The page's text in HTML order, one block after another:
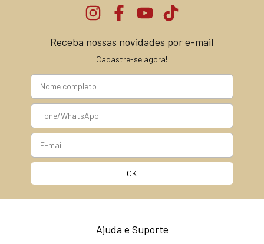
Receba nossas novidades por e-mail
Cadastre-se agora!
Ajuda e Suporte